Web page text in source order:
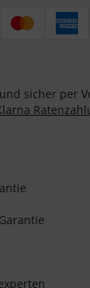
sicher per